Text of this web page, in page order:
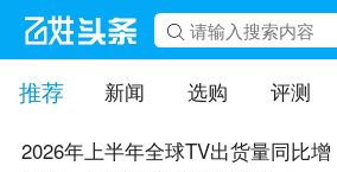
推荐 新闻 选购 评测
2026年上半年全球TV出货量同比增